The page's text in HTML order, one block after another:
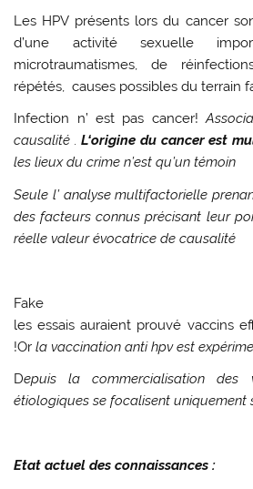
Les HPV présents lors du cancer
d’une activité sexuelle
microtraumatismes, de
répétés, causes possibles du terrain
Infection n’ est pas cancer!
causalité .L‘origine du cancer est
les lieux du crime n’est qu’un témoin
Seule l’ analyse multifactorielle
des facteurs connusprécisant leur
réelle valeur évocatrice de causalité
Fake
les essais auraient prouvé vaccins
!Orla vaccination antihpvest
Depuis la commercialisation
étiologiques se focalisent uniquement
Etat actuel des connaissances :